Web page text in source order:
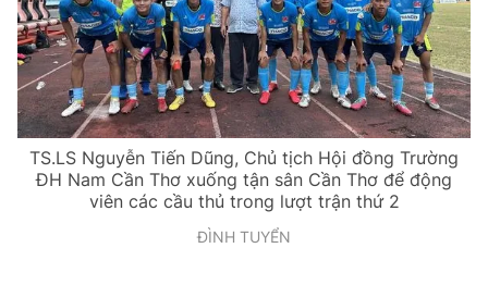
TS.LS Nguyễn Tiến Dũng, Chủ tịch Hội đồng Trường
ĐH Nam Cần Thơ xuống tận sân Cần Thơ để động
viên các cầu thủ trong lượt trận thứ 2
ĐÌNH TUYỂN